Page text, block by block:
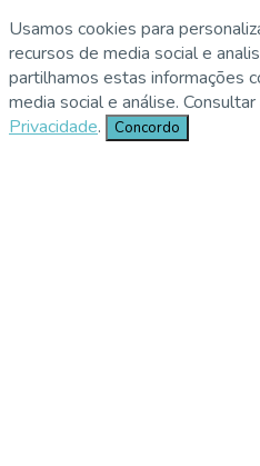
Usamos cookies para
recursos de media social e
partilhamos estas informações
media social e análise. Consultar
Privacidade. Concordo